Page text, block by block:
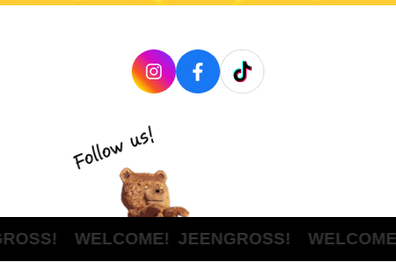
WELCOME!JEENGROSS!